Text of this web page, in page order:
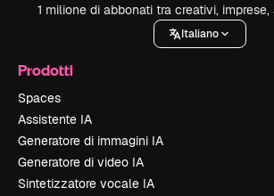
1 milione di abbonati tra creativi,
Italiano
Prodotti
Spaces
Assistente IA
Generatore di immagini IA
Generatore di video IA
Sintetizzatore vocale IA